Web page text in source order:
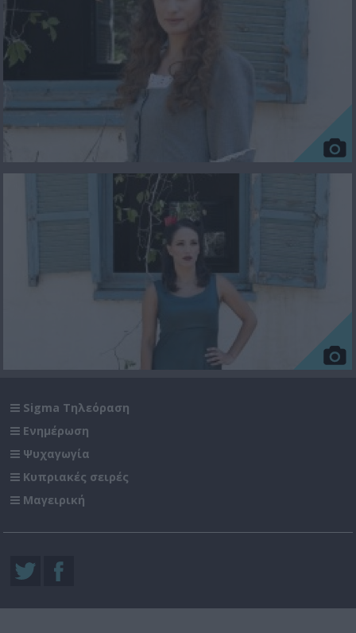
Sigma Τηλεόραση
Ενημέρωση
Ψυχαγωγία
Κυπριακές σειρές
Μαγειρική